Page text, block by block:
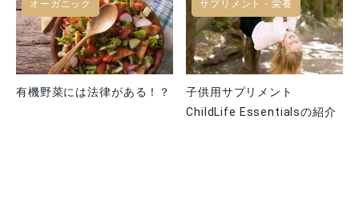
オーガニック
有機野菜には法律がある！？
サプリメント・栄養
子供用サプリメント
ChildLife Essentialsの紹介